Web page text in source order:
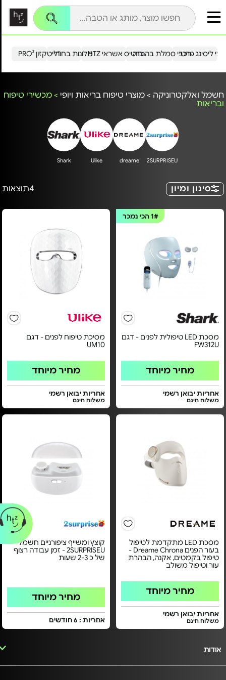
הייטקזון PRO²מלונות בחו"ל כרטיס אשראי HTZ ליסינג פרטירכבי סמלת בהנחה
חשמל ואלקטרוניקה > מוצרי טיפוח בריאות ויופי > מכשירי טיפוח
ובריאות
2SURPRISEU
dreame
Ulike
Shark
סינון ומיון 4תוצאות
1#הכי נמכר
מסכת LED טיפולית לפנים - דגם
FW312U
מחיר מיוחד
אחריות יבואן רשמי
משלוח חינם
מסיכת טיפוח לפנים - דגם
UM10
מחיר מיוחד
אחריות יבואן רשמי
משלוח חינם
מסכת LED מתקדמת לטיפול
בעור הפנים Dreame Chrona -
טיפול בקמטים, אקנה, הבהרת
עור וטיפול משולב
מחיר מיוחד
אחריות יבואן רשמי
משלוח חינם
קוצץ ומשייף ציפורניים חשמלי
2SURPRISEU - זמן עבודה רצוף
של כ 2-3 שעות
מחיר מיוחד
אחריות : 6 חודשים
אודות